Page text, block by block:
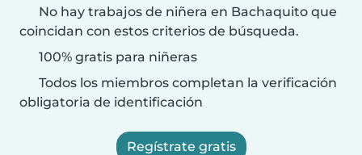
No hay trabajos de niñera en Bachaquito que
coincidan con estos criterios de búsqueda.
100% gratis para niñeras
Todos los miembros completan la verificación
obligatoria de identificación
Regístrate gratis